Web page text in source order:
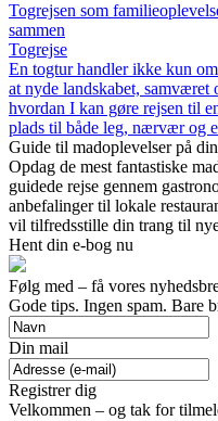
Togrejsen som
sammen
Togrejse
En togtur handler ikke kun
at nyde landskabet, samværet
hvordan I kan gøre rejsen til
plads til både leg, nærvær og
Guide til madoplevelser på
Opdag de mest fantastiske
guidede rejse gennem
anbefalinger til lokale
vil tilfredsstille din trang til
Hent din e-bog nu
Følg med – få vores
Gode tips. Ingen spam. Bare
Din mail
Registrer dig
Velkommen – og tak for